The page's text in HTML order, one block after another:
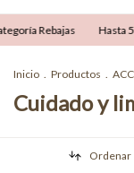
Rebajas Hasta
Inicio . Productos .
Cuidado y
Ordenar